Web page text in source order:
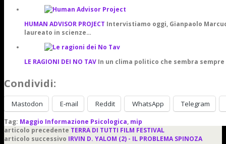
HUMAN ADVISOR PROJECT Intervistiamo oggi, Gianpaolo
laureato in scienze…
LE RAGIONI DEI NO TAV In un clima politico che sembra
Condividi:
Mastodon E-mail Reddit WhatsApp Telegram
Tag: Maggio Informazione Psicologica, mip
articolo precedente TERRA DI TUTTI FILM FESTIVAL
articolo successivo IRVIN D. YALOM (2) - IL PROBLEMA SPINOZA